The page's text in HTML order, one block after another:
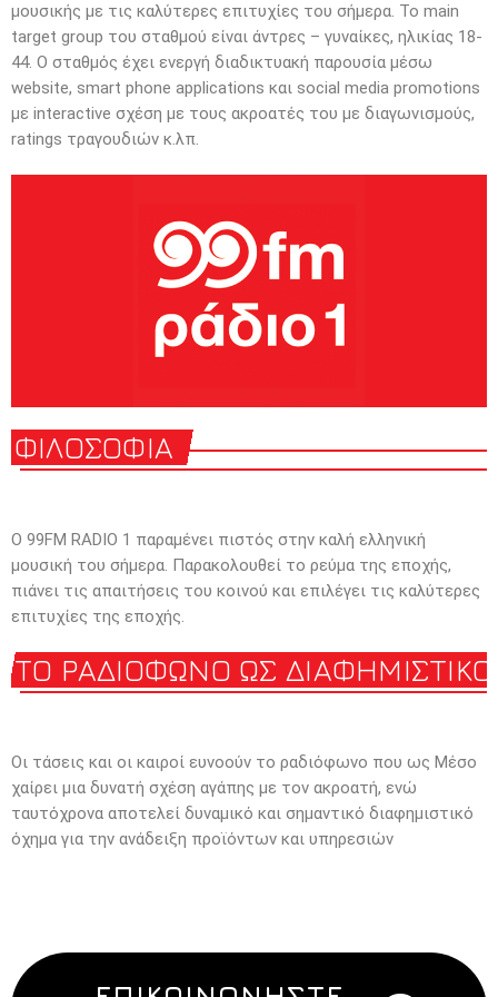
μουσικής με τις καλύτερες επιτυχίες του σήμερα. Το main
target group του σταθμού είναι άντρες – γυναίκες, ηλικίας 18-
44. Ο σταθμός έχει ενεργή διαδικτυακή παρουσία μέσω
website, smart phone applications και social media promotions
με interactive σχέση με τους ακροατές του με διαγωνισμούς,
ratings τραγουδιών κ.λπ.
ΦΙΛΟΣΟΦΙΑ
O 99FM RADIO 1 παραμένει πιστός στην καλή ελληνική
μουσική του σήμερα. Παρακολουθεί το ρεύμα της εποχής,
πιάνει τις απαιτήσεις του κοινού και επιλέγει τις καλύτερες
επιτυχίες της εποχής.
ΤΟ ΡΑΔΙΟΦΩΝΟ ΩΣ
Οι τάσεις και οι καιροί ευνοούν το ραδιόφωνο που ως Μέσο
χαίρει μια δυνατή σχέση αγάπης με τον ακροατή, ενώ
ταυτόχρονα αποτελεί δυναμικό και σημαντικό διαφημιστικό
όχημα για την ανάδειξη προϊόντων και υπηρεσιών